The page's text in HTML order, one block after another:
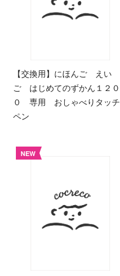
【交換用】にほんご えい
ご はじめてのずかん１２０
０ 専用 おしゃべりタッチ
ペン
NEW